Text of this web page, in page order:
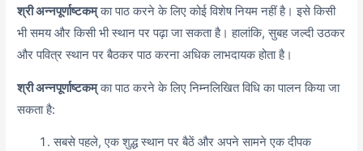
श्री अन्नपूर्णाष्टकम्का पाठ करने के लिए कोई विशेष नियम नहीं है। इसे किसी
भी समय और किसी भी स्थान पर पढ़ा जा सकता है। हालांकि, सुबह जल्दी उठकर
और पवित्र स्थान पर बैठकर पाठ करना अधिक लाभदायक होता है।
श्री अन्नपूर्णाष्टकम्का पाठ करने के लिए निम्नलिखित विधि का पालन किया जा
सकता है:
सबसे पहले, एक शुद्ध स्थान पर बैठें और अपने सामने एक दीपक